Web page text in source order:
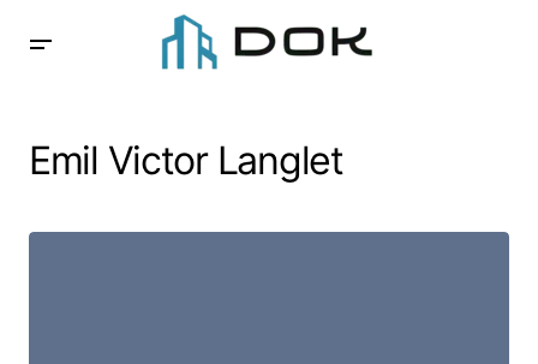
Emil Victor Langlet